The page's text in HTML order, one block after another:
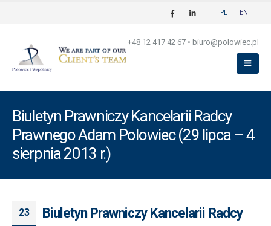
PL EN
+48 12 417 42 67 • biuro@polowiec.pl
Biuletyn Prawniczy Kancelarii Radcy
Prawnego Adam Polowiec (29 lipca – 4
sierpnia 2013 r.)
23
Biuletyn Prawniczy Kancelarii Radcy